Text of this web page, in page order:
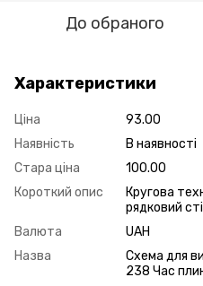
До обраного
Характеристики
Ціна
93.00
Наявність
В наявності
Стара ціна
100.00
Короткий опис
Кругова
рядковий
Валюта
UAH
Назва
Схема для
238 Час